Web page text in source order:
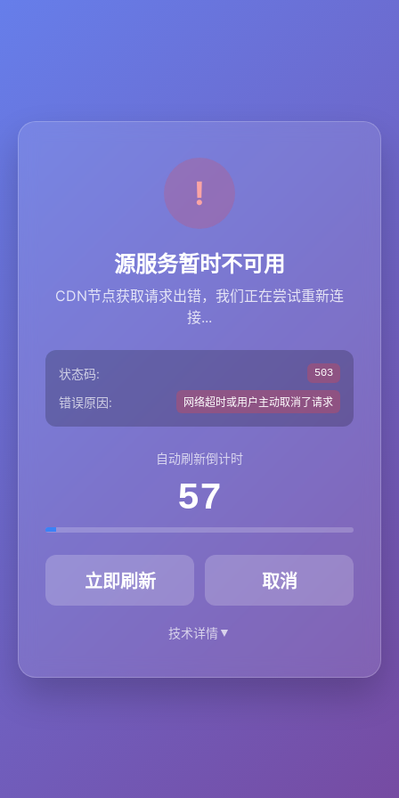
源服务暂时不可用
CDN节点获取请求出错，我们正在尝试重新连
接...
状态码: 503
错误原因: 网络超时或用户主动取消了请求
自动刷新倒计时
57
立即刷新 取消
技术详情▼